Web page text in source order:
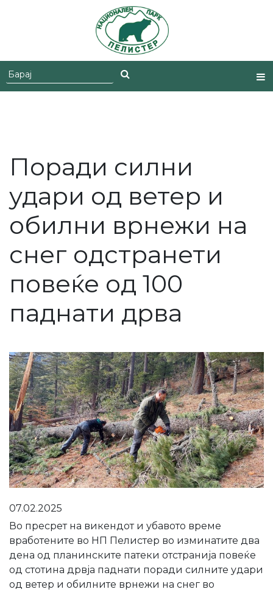
Поради силни
удари од ветер и
обилни врнежи на
снег одстранети
повеќе од 100
паднати дрва
07.02.2025
Во пресрет на викендот и убавото време
вработените во НП Пелистер во изминатите два
дена од планинските патеки отстранија повеќе
од стотина дрвја паднати поради силните удари
од ветер и обилните врнежи на снег во